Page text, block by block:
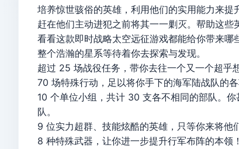
培养惊世骇俗的英雄，利用他们的实用能力来
赶在他们主动进犯之前将其一一剿灭。帮助这些
看看这款即时战略太空远征游戏都能给你带来哪
整个浩瀚的星系等待着你去探索与发现。
超过 25 场战役任务，带你去往一个又一个超乎
70 场特殊行动，足以将你手下的海军陆战队的各
10 个单位小组，共计 30 支各不相同的部队。
队。
9 位实力超群、技能炫酷的英雄，只等你来将他
8 种特殊武器，让你进一步提升行军布阵的本